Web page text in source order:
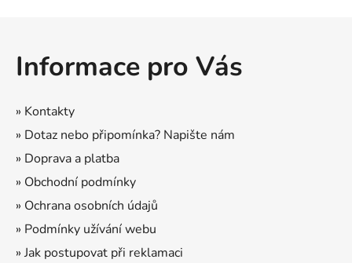
Informace pro Vás
» Kontakty
» Dotaz nebo připomínka? Napište nám
» Doprava a platba
» Obchodní podmínky
» Ochrana osobních údajů
» Podmínky užívání webu
» Jak postupovat při reklamaci